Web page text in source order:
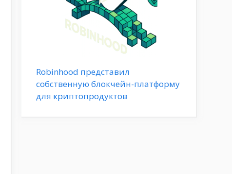
Robinhood представил
собственную блокчейн-платформу
для криптопродуктов